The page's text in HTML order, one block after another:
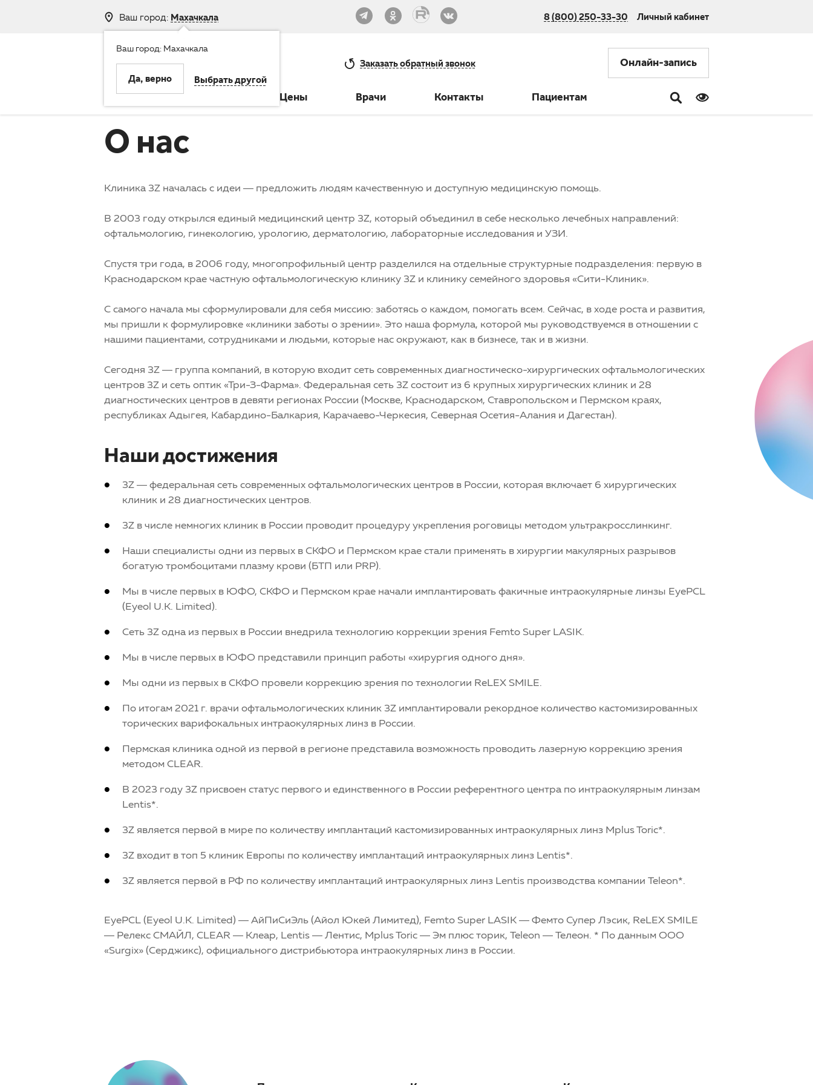
Ваш город: Махачкала
Ваш город: Махачкала
Да, верно Выбрать другой
8 (800) 250-33-30 Личный кабинет
Заказатьобратный звонок Онлайн-запись
Цены Врачи Контакты Пациентам
О нас
Клиника 3Z началась с идеи — предложить людям качественную и доступную медицинскую помощь.
В 2003 году открылся единый медицинский центр 3Z, который объединил в себе несколько лечебных направлений:
офтальмологию, гинекологию, урологию, дерматологию, лабораторные исследования и УЗИ.
Спустя три года, в 2006 году, многопрофильный центр разделился на отдельные структурные подразделения: первую в
Краснодарском крае частную офтальмологическую клинику 3Z и клинику семейного здоровья «Сити-Клиник».
С самого начала мы сформулировали для себя миссию: заботясь о каждом, помогать всем. Сейчас, в ходе роста и развития,
мы пришли к формулировке «клиники заботы о зрении». Это наша формула, которой мы руководствуемся в отношении с
нашими пациентами, сотрудниками и людьми, которые нас окружают, как в бизнесе, так и в жизни.
Сегодня 3Z — группа компаний, в которую входит сеть современных диагностическо-хирургических офтальмологических
центров 3Z и сеть оптик «Три-З-Фарма». Федеральная сеть 3Z состоит из 6 крупных хирургических клиник и 28
диагностических центров в девяти регионах России (Москве, Краснодарском, Ставропольском и Пермском краях,
республиках Адыгея, Кабардино-Балкария, Карачаево-Черкесия, Северная Осетия-Алания и Дагестан).
Наши достижения
3Z — федеральная сеть современных офтальмологических центров в России, которая включает 6 хирургических
клиник и 28 диагностических центров.
3Z в числе немногих клиник в России проводит процедуру укрепления роговицы методом ультракросслинкинг.
Наши специалисты одни из первых в СКФО и Пермском крае стали применять в хирургии макулярных разрывов
богатую тромбоцитами плазму крови (БТП или PRP).
Мы в числе первых в ЮФО, СКФО и Пермском крае начали имплантировать факичные интраокулярные линзы EyePCL
(Eyeol U.K. Limited).
Сеть 3Z одна из первых в России внедрила технологию коррекции зрения Femto Super LASIK.
Мы в числе первых в ЮФО представили принцип работы «хирургия одного дня».
Мы одни из первых в СКФО провели коррекцию зрения по технологии ReLEX SMILE.
По итогам 2021 г. врачи офтальмологических клиник 3Z имплантировали рекордное количество кастомизированных
торических варифокальных интраокулярных линз в России.
Пермская клиника одной из первой в регионе представила возможность проводить лазерную коррекцию зрения
методом CLEAR.
В 2023 году 3Z присвоен статус первого и единственного в России референтного центра по интраокулярным линзам
Lentis*.
3Z является первой в мире по количеству имплантаций кастомизированных интраокулярных линз Mplus Toric*.
3Z входит в топ 5 клиник Европы по количеству имплантаций интраокулярных линз Lentis*.
3Z является первой в РФ по количеству имплантаций интраокулярных линз Lentis производства компании Teleon*.
EyePCL (Eyeol U.K. Limited) — АйПиСиЭль (Айол Юкей Лимитед), Femto Super LASIK — Фемто Супер Лэсик, ReLEX SMILE
— Релекс СМАЙЛ, CLEAR — Клеар, Lentis — Лентис, Mplus Toric — Эм плюс торик, Teleon — Телеон. * По данным ООО
«Surgix» (Серджикс), официального дистрибьютора интраокулярных линз в России.